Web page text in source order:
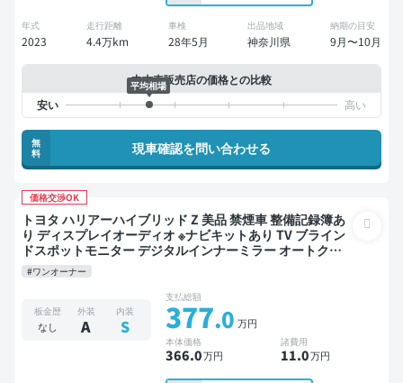
年式
2023
走行距離
4.4万km
車検
28年5月
出品地域
神奈川県
納期の目安
9月〜10月
中古車販売店の価格との比較
平均相場
無
料
現車確認を問い合わせる
価格交渉OK
トヨタ ハリアーハイブリッド Z 美品 禁煙車 整備記録簿あ
り ディスプレイオーディオ ※ナビキットあり TV ブライン
ドスポットモニター デジタルインナーミラー オートクル
ーズ スマートキー ETC 電動バックドア バックモニター 全
方位カメラ ドライブレコーダー 衝突軽減
#ワンオーナー
板金歴
なし
外装
A
内装
S
支払総額
377.0 万円
本体価格
366.0万円
諸費用
11.0万円